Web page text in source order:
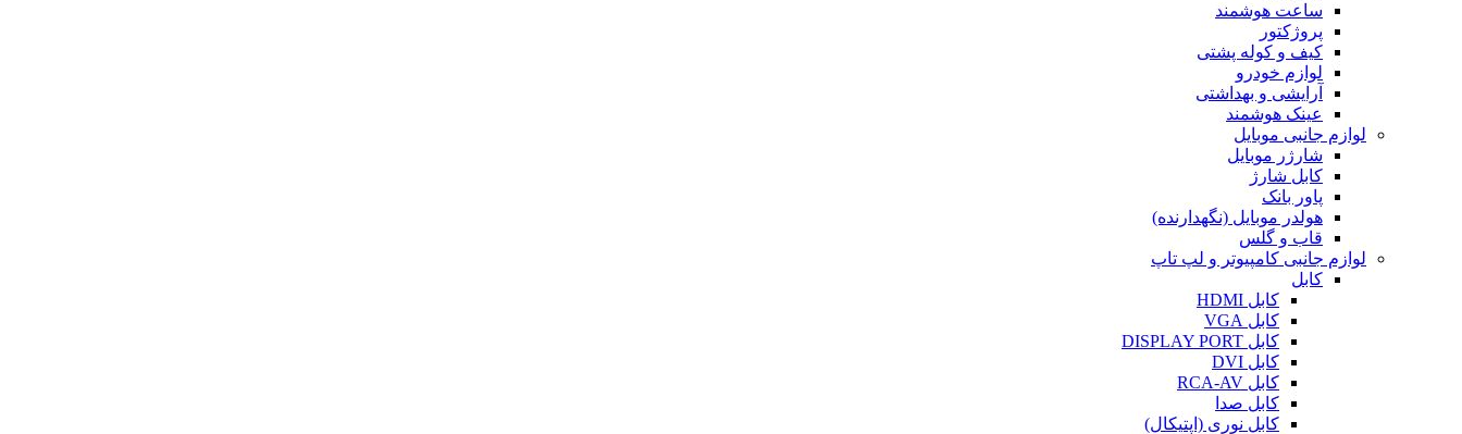
ساعت هوشمند
پروژکتور
کیف و کوله پشتی
لوازم خودرو
آرایشی و بهداشتی
عینک هوشمند
لوازم جانبی موبایل
شارژر موبایل
کابل شارژ
پاور بانک
هولدر موبایل (نگهدارنده)
قاب و گلس
لوازم جانبی کامپیوتر و لپ تاپ
کابل
کابل HDMI
کابل VGA
کابل DISPLAY PORT
کابل DVI
کابل RCA-AV
کابل صدا
کابل نوری (اپتیکال)